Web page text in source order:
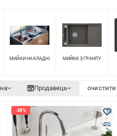
МИЙКИ НАКЛАДНІ МИЙКИ З ГРАНІТУ
Продавець очистити